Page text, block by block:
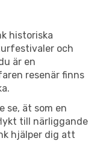
historiska
och
är en
resenär finns
se, ät som en
till närliggande
hjälper dig att